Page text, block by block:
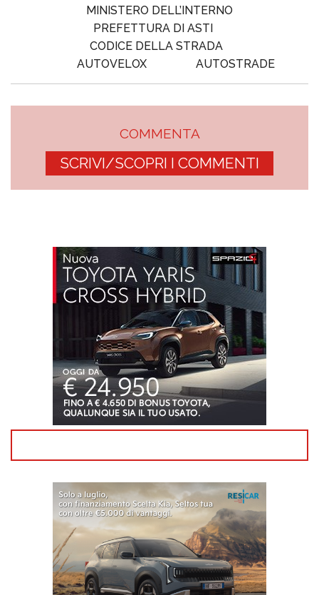
MINISTERO DELL’INTERNO
PREFETTURA DI ASTI
CODICE DELLA STRADA
AUTOVELOX
AUTOSTRADE
COMMENTA
SCRIVI/SCOPRI I COMMENTI